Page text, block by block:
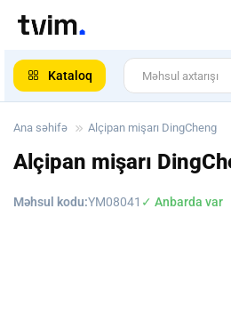
Kataloq
Ana səhifə Alçipan mişarı DingCheng
Alçipan mişarı
Məhsul kodu:YM08041 ✓ Anbarda var